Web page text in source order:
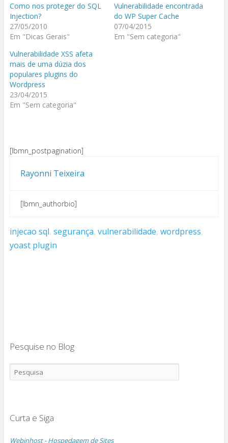
Como nos proteger do SQL
Injection?
27/05/2010
Em "Dicas Gerais"
Vulnerabilidade encontrada
do WP Super Cache
07/04/2015
Em "Sem categoria"
Vulnerabilidade XSS afeta
mais de uma dúzia dos
populares plugins do
Wordpress
23/04/2015
Em "Sem categoria"
[lbmn_postpagination]
Rayonni Teixeira
[lbmn_authorbio]
injecao sql, segurança, vulnerabilidade, wordpress,
yoast plugin
Pesquise no Blog
Curta e Siga
Webinhost - Hospedagem de Sites